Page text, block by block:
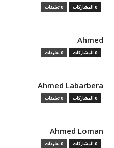
0 المشاركات 0 تعليقات
Ahmed
0 المشاركات 0 تعليقات
Ahmed Labarbera
0 المشاركات 0 تعليقات
Ahmed Loman
0 المشاركات 0 تعليقات